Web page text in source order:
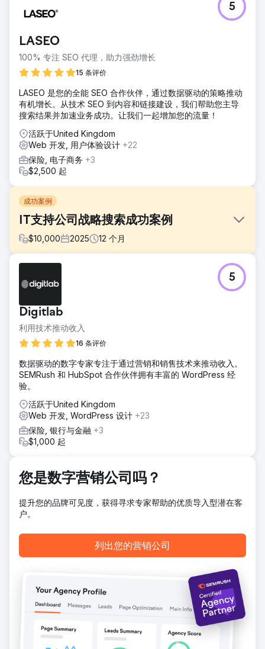
LASEO
100% 专注 SEO 代理，助力强劲增长
15 条评价
5
LASEO 是您的全能 SEO 合作伙伴，通过数据驱动的策略推动
有机增长。从技术 SEO 到内容和链接建设，我们帮助您主导
搜索结果并加速业务成功。让我们一起增加您的流量！
活跃于United Kingdom
Web 开发, 用户体验设计 +22
保险, 电子商务 +3
$2,500 起
成功案例
IT支持公司战略搜索成功案例
$10,000 2025 12 个月
Emerald Group了解SEO的基础知识，但却难以将这些知识转
化为有效的自然增长。他们的网站需要进行全面审核，以解决
内容缺失、结构问题以及错失的良机。他们希望提高高价值关
键词的曝光度，并在访客进入网站后提升互动率。由于缺乏明
确的指导，他们无法持续吸引或转化目标受众。
解决方案
构和用户体验，使其更符合搜索引擎和访客的需求。我们以目
标受众为中心，制定了一项长期的SEO策略，并以研究驱动的
内容规划为支撑。这一框架为Emerald Group提供了清晰的目
标、方向和工具，使其能够发布引人入胜、转化率高的内容，
从而实现其增长目标。
结果
影响显著：Emerald Group 的网站首页排名提升了 214%，用
键的用户互动和留存指标持续增长，团队对未来的发展方向和
机遇充满信心。
Digitlab
利用技术推动收入
16 条评价
5
数据驱动的数字专家专注于通过营销和销售技术来推动收入。
SEMRush 和 HubSpot 合作伙伴拥有丰富的 WordPress 经
验。
活跃于United Kingdom
Web 开发, WordPress 设计 +23
保险, 银行与金融 +3
$1,000 起
您是数字营销公司吗？
提升您的品牌可见度，获得寻求专家帮助的优质导入型潜在客
户。
列出您的营销公司